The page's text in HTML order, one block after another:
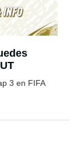
3 en FIFA